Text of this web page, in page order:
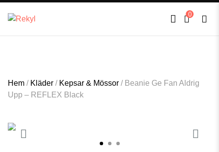
FULLT TRYCK I LEDNINGAR- MEDFÖR LÄNGRE LEVERANSTID - FRI FRAKT
0
Hem / Kläder / Kepsar & Mössor /Beanie Ge Fan Aldrig
Upp – REFLEX Black
1 2 3